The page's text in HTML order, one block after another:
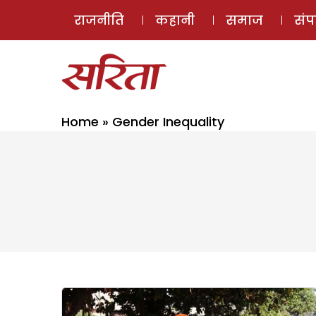
राजनीति कहानी समाज
Home » Gender Inequality